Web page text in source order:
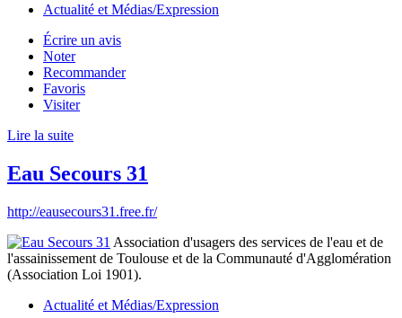
Actualité et Médias/Expression
Écrire un avis
Noter
Recommander
Favoris
Visiter
Lire la suite
Eau Secours 31
http://eausecours31.free.fr/
Association d'usagers des services de l'eau et de
l'assainissement de Toulouse et de la Communauté d'Agglomération
(Association Loi 1901).
Actualité et Médias/Expression